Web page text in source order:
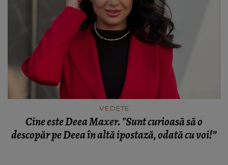
VEDETE
Cine este Deea Maxer. "Sunt curioasă să o
descopăr pe Deea în altă ipostază, odată cu voi!”